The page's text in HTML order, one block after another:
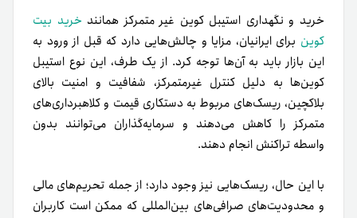
با‌ این‌ حال، ریسک‌هایی‌ نیز وجود دارد؛ از‌ جمله‌ تحریم‌های‌ مالی
و‌ محدودیت‌های‌ صرافی‌های‌ بین‌المللی که‌ ممکن‌ است کاربران‌
ایرانی‌ را‌ تحت‌ تأثیر‌ قرار دهد، و‌ همچنین‌ نوسانات‌ شبکه‌های‌
بلاکچین و‌ خطاهای‌ احتمالی‌ قراردادهای‌ هوشمند که‌ می‌تواند
روی‌ تراکنش‌ها‌ اثر‌ بگذارد. به‌ همین‌ دلیل، انتخاب‌ صرافی‌ امن‌ و‌
معتبر و‌ اطلاع‌ از‌ نحوه‌ مدیریت‌ کیف‌پول‌های‌ دیجیتال، بخش‌
مهمی‌ از‌ کاهش‌ ریسک‌ برای‌ ایرانیان‌ است. در‌ نهایت، با‌ رعایت‌
اصول‌ امنیتی و‌ استفاده‌ از‌ منابع‌ معتبر، خرید‌ بهترین‌ استیبل‌
کوین‌ غیر‌متمرکز‌ می‌تواند گزینه‌ای‌ مطمئن‌ و‌ کاربردی‌ باشد.